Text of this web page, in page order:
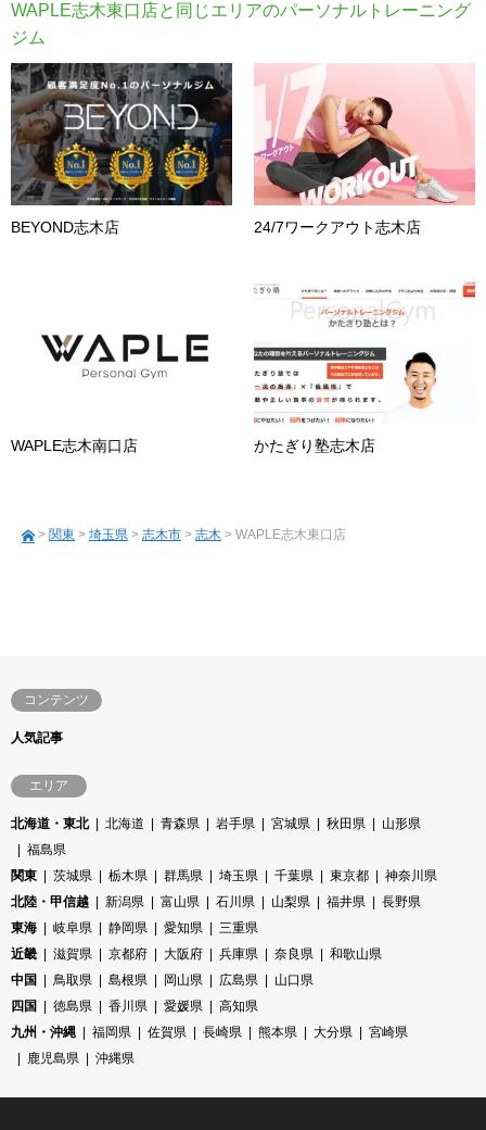
WAPLE志木東口店と同じエリアのパーソナルトレーニング
ジム
BEYOND志木店 24/7ワークアウト志木店
WAPLE志木南口店 かたぎり塾志木店
> 関東 > 埼玉県 > 志木市 > 志木 > WAPLE志木東口店
コンテンツ
人気記事
エリア
北海道・東北 北海道 青森県 岩手県 宮城県 秋田県
山形県
福島県
関東
茨城県 栃木県 群馬県 埼玉県 千葉県 東京都
神奈川県
北陸・甲信越
新潟県 富山県 石川県 山梨県 福井県
長野県
東海
岐阜県 静岡県 愛知県
三重県
近畿
滋賀県 京都府 大阪府 兵庫県 奈良県
和歌山県
中国
鳥取県 島根県 岡山県 広島県
山口県
四国
徳島県 香川県 愛媛県
高知県
九州・沖縄
福岡県 佐賀県 長崎県 熊本県 大分県
宮崎県
鹿児島県
沖縄県